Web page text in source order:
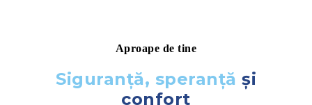
Aproape de tine
Siguranță, speranță și
confort